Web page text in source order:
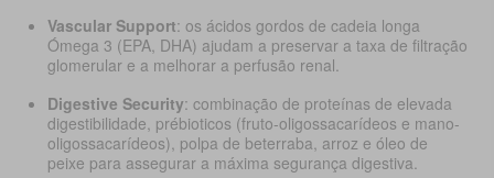
Vascular Support: os ácidos gordos de cadeia longa
Ómega 3 (EPA, DHA) ajudam a preservar a taxa de filtração
glomerular e a melhorar a perfusão renal.
Digestive Security: combinação de proteínas de elevada
digestibilidade, prébioticos (fruto-oligossacarídeos e mano-
oligossacarídeos), polpa de beterraba, arroz e óleo de
peixe para assegurar a máxima segurança digestiva.